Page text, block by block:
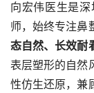
向宏伟医生是
师，始终专注鼻
态自然、长效耐
表层塑形的自然
性仿生还原，兼